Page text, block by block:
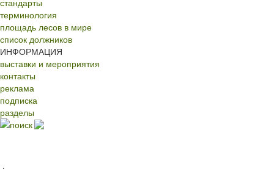
стандарты
терминология
площадь лесов в мире
список должников
ИНФОРМАЦИЯ
выставки и мероприятия
контакты
реклама
подписка
разделы
поиск